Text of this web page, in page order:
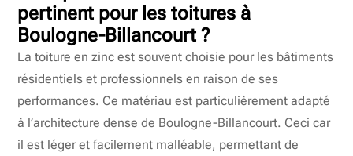
pertinent pour les toitures à
Boulogne-Billancourt ?
La toiture en zinc est souvent choisie pour les bâtiments
résidentiels et professionnels en raison de ses
performances. Ce matériau est particulièrement adapté
à l’architecture dense de Boulogne-Billancourt. Ceci car
il est léger et facilement malléable, permettant de